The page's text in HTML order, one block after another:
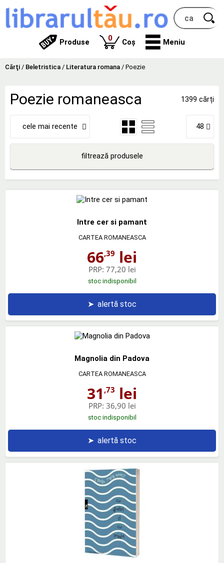
Produse 0produse
Coș Meniu
Cărţi / Beletristica / Literatura romana / Poezie
Poezie romaneasca 1399 cărți
cele mai recente 48
filtrează produsele
Intre cer si pamant
CARTEA ROMANEASCA
66,39 lei
PRP: 77,20 lei
stoc indisponibil
➤ alertă stoc
Magnolia din Padova
CARTEA ROMANEASCA
31 ,73 lei
PRP: 36,90 lei
stoc indisponibil
➤ alertă stoc